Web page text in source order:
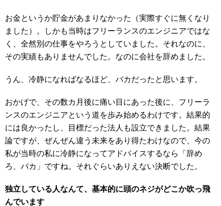
お金というか貯金があまりなかった（実際すぐに無くなり
ました）。しかも当時はフリーランスのエンジニアではな
く、全然別の仕事をやろうとしていました。それなのに、
その実績もありませんでした。なのに会社を辞めました。
うん、冷静になればなるほど、バカだったと思います。
おかげで、その数カ月後に痛い目にあった後に、フリーラ
ンスのエンジニアという道を歩み始めるわけです。結果的
には良かったし、目標だった法人も設立できました。結果
論ですが、ぜんぜん違う未来をあり得たわけなので、今の
私が当時の私に冷静になってアドバイスするなら「辞め
ろ、バカ」ですね。それぐらいありえない決断でした。
独立している人なんて、基本的に頭のネジがどこか吹っ飛
んでいます